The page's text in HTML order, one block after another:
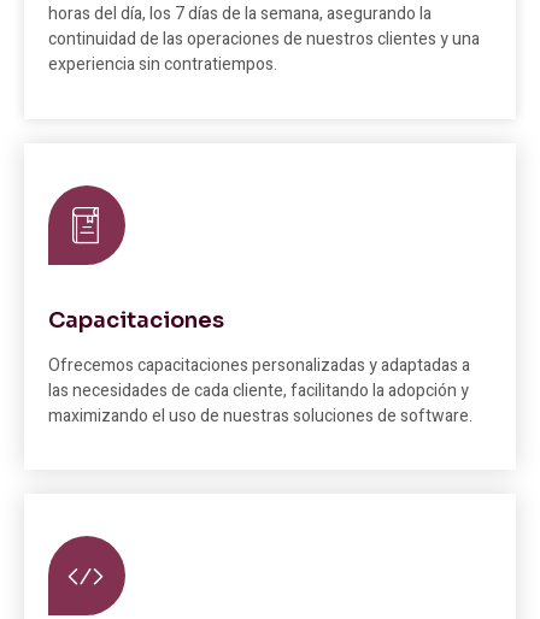
horas del día, los 7 días de la semana, asegurando la
continuidad de las operaciones de nuestros clientes y una
experiencia sin contratiempos.
Capacitaciones
Ofrecemos capacitaciones personalizadas y adaptadas a
las necesidades de cada cliente, facilitando la adopción y
maximizando el uso de nuestras soluciones de software.